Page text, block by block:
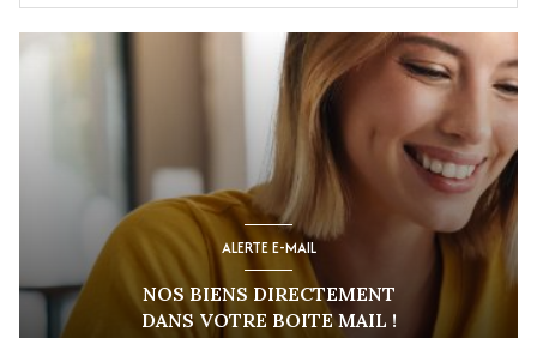
ALERTE E-MAIL
NOS BIENS DIRECTEMENT
DANS VOTRE BOITE MAIL !